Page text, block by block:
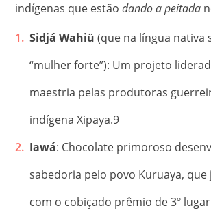
indígenas que estãodando a peitada
Sidjá Wahiü (que na língua nativa
“mulher forte”): Um projeto
maestria pelas produtoras
indígena Xipaya.9
Iawá: Chocolate primoroso
sabedoria pelo povo Kuruaya, que
com o cobiçado prêmio de 3º